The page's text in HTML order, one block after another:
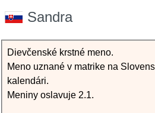
Sandra
Dievčenské krstné meno.
Meno uznané v matrike na
kalendári.
Meniny oslavuje 2.1.